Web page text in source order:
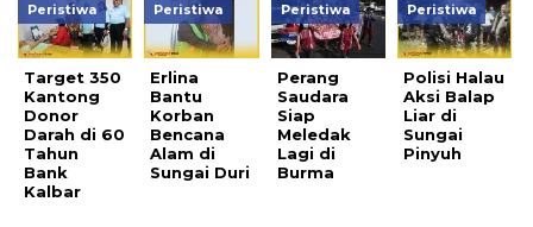
Peristiwa
Target 350
Kantong
Donor
Darah di 60
Tahun
Bank
Kalbar
Peristiwa
Erlina
Bantu
Korban
Bencana
Alam di
Sungai Duri
Peristiwa
Perang
Saudara
Siap
Meledak
Lagi di
Burma
Peristiwa
Polisi Halau
Aksi Balap
Liar di
Sungai
Pinyuh